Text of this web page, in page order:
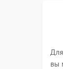
вы